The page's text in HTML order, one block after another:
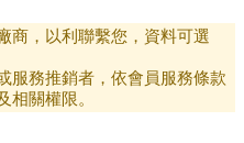
商，以利聯繫您，資料可選
服務推銷者，依會員服務條款
相關權限。